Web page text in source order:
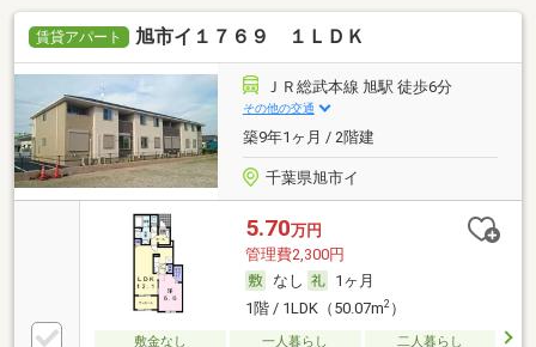
賃貸アパート 旭市イ１７６９ １ＬＤＫ
ＪＲ総武本線 旭駅 徒歩6分
その他の交通
築9年1ヶ月 / 2階建
千葉県旭市イ
5.70万円
管理費2,300円
なし
1ヶ月
1階 / 1LDK（50.07m2）
敷金なし 一人暮らし
二人暮らし